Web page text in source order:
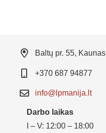
Baltų pr. 55, Kaunas
+370 687 94877
info@lpmanija.lt
Darbo laikas
I – V: 12:00 – 18:00